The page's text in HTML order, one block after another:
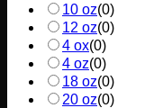
10 oz(0)
12 oz(0)
4 ox(0)
4 oz(0)
18 oz(0)
20 oz(0)